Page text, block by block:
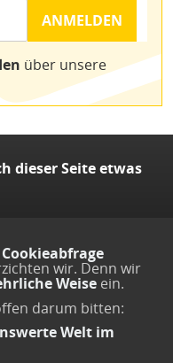
über unsere
dieser Seite etwas
wir. Denn wir
Weise ein.
darum bitten:
Welt im